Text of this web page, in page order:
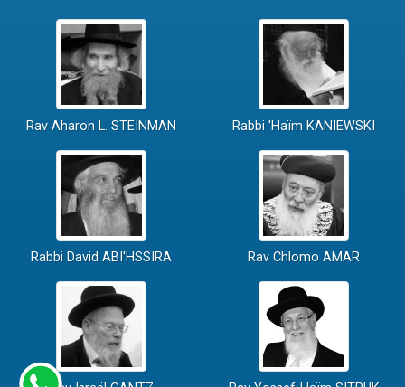
Rav Aharon L. STEINMAN Rabbi 'Haïm KANIEWSKI
Rabbi David ABI'HSSIRA Rav Chlomo AMAR